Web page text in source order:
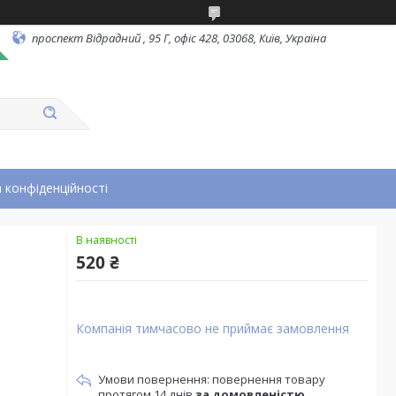
проспект Відрадний , 95 Г, офіс 428, 03068, Київ, Україна
В наявності
520 ₴
Компанія тимчасово не приймає замовлення
повернення товару